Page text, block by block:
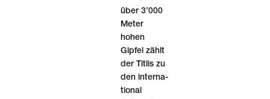
über 3’000
Meter
hohen
Gipfel zählt
der Titlis zu
den inter­na­
tio­nal